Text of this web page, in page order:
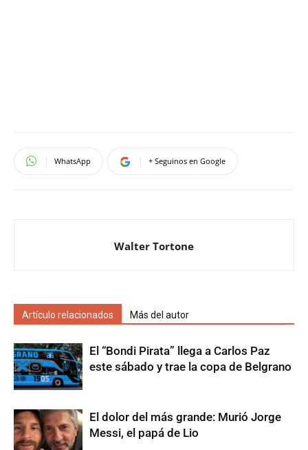
WhatsApp + Seguinos en Google
Walter Tortone
Artículo relacionados Más del autor
El “Bondi Pirata” llega a Carlos Paz
este sábado y trae la copa de Belgrano
El dolor del más grande: Murió Jorge
Messi, el papá de Lio